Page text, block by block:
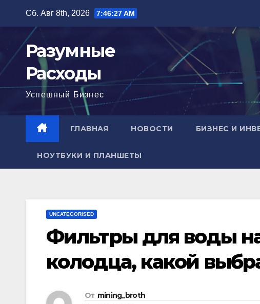
содержимому
Сб. Авг 8th, 2026 7:46:28 AM
Разумные
Расходы
Успешный Бизнес
ГЛАВНАЯ НОВОСТИ БИЗНЕС И
НОУТБУКИ И ПЛАНШЕТЫ
UNCATEGORISED
Фильтры для воды
колодца, какой
От mining_broth